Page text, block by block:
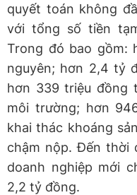
quyết toán không
với tổng số tiền
Trong đó bao gồm:
nguyên; hơn 2,4 tỷ
hơn 339 triệu đồng
môi trường; hơn
khai thác khoáng
chậm nộp. Đến thời
doanh nghiệp mới
2,2 tỷ đồng.